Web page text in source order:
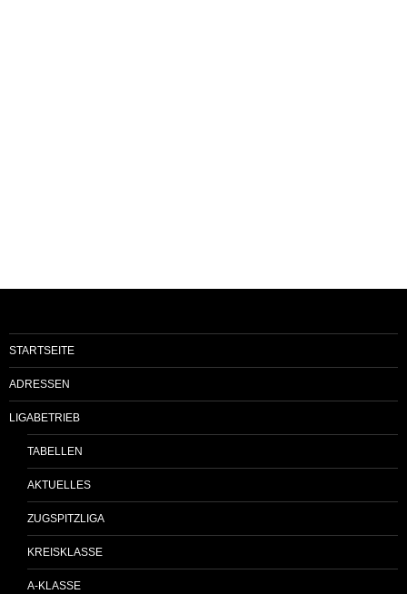
STARTSEITE
ADRESSEN
LIGABETRIEB
TABELLEN
AKTUELLES
ZUGSPITZLIGA
KREISKLASSE
A-KLASSE